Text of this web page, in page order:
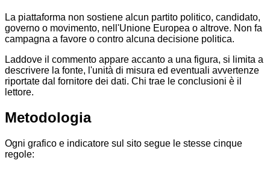
La piattaforma non sostiene alcun partito politico, candidato,
governo o movimento, nell'Unione Europea o altrove. Non fa
campagna a favore o contro alcuna decisione politica.
Laddove il commento appare accanto a una figura, si limita a
descrivere la fonte, l'unità di misura ed eventuali avvertenze
riportate dal fornitore dei dati. Chi trae le conclusioni è il
lettore.
Metodologia
Ogni grafico e indicatore sul sito segue le stesse cinque
regole: